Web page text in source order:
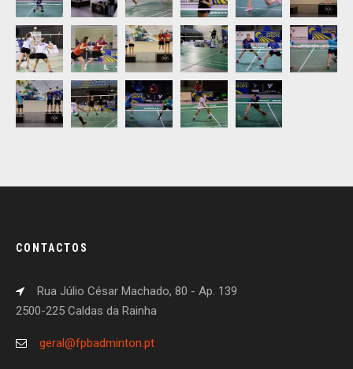
CONTACTOS
Rua Júlio César Machado, 80 - Ap. 139
2500-225 Caldas da Rainha
geral@fpbadminton.pt